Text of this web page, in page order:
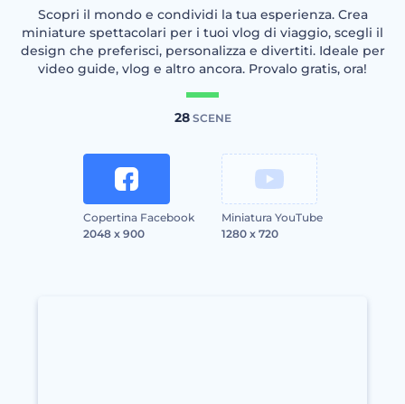
Scopri il mondo e condividi la tua esperienza. Crea
miniature spettacolari per i tuoi vlog di viaggio, scegli il
design che preferisci, personalizza e divertiti. Ideale per
video guide, vlog e altro ancora. Provalo gratis, ora!
28SCENE
Copertina Facebook
2048 x 900
Miniatura YouTube
1280 x 720